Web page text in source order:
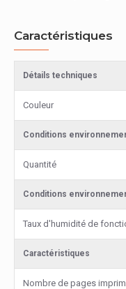
Caractéristiques
Détails techniques
Couleur
Conditions
Quantité
Conditions
Taux d'humidité de
Caractéristiques
Nombre de pages